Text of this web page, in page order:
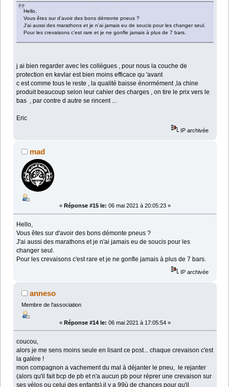
Hello,
Vous êtes sur d'avoir des bons démonte pneus ?
J'ai aussi des marathons et je n'ai jamais eu de soucis pour les changer seul.
Pour les crevaisons c'est rare et je ne gonfle jamais à plus de 7 bars.
j ai bien regarder avec les collègues , pour nous la couche de
protection en kevlar est bien moins efficace qu 'avant
c est comme tous le reste , la qualité baisse énormément ,la chine
produit beaucoup selon leur cahier des charges , on tire le prix vers le
bas , par contre d autre se rincent ...
Eric
IP archivée
mad
« Réponse #15 le: 06 mai 2021 à 20:05:23 »
Hello,
Vous êtes sur d'avoir des bons démonte pneus ?
J'ai aussi des marathons et je n'ai jamais eu de soucis pour les
changer seul.
Pour les crevaisons c'est rare et je ne gonfle jamais à plus de 7 bars.
IP archivée
anneso
Membre de l'association
« Réponse #14 le: 06 mai 2021 à 17:05:54 »
coucou,
alors je me sens moins seule en lisant ce post... chaque crevaison c'est
la galère !
mon compagnon a vachement du mal à déjanter le pneu, le rejanter
(alors qu'il fait bcp de pb et n'a aucun pb pour réprer une crevaison sur
ses vélos ou celui des enfants),il y a 99ù de chances pour qu'il